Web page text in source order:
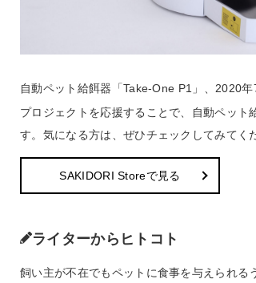
自動ペット給餌器「Take-One P1」、2020
プロジェクトを応援することで、自動ペッ
す。気になる方は、ぜひチェックしてみてく
SAKIDORI Storeで見る
ライターからヒトコト
飼い主が不在でもペットに食事を与えられ